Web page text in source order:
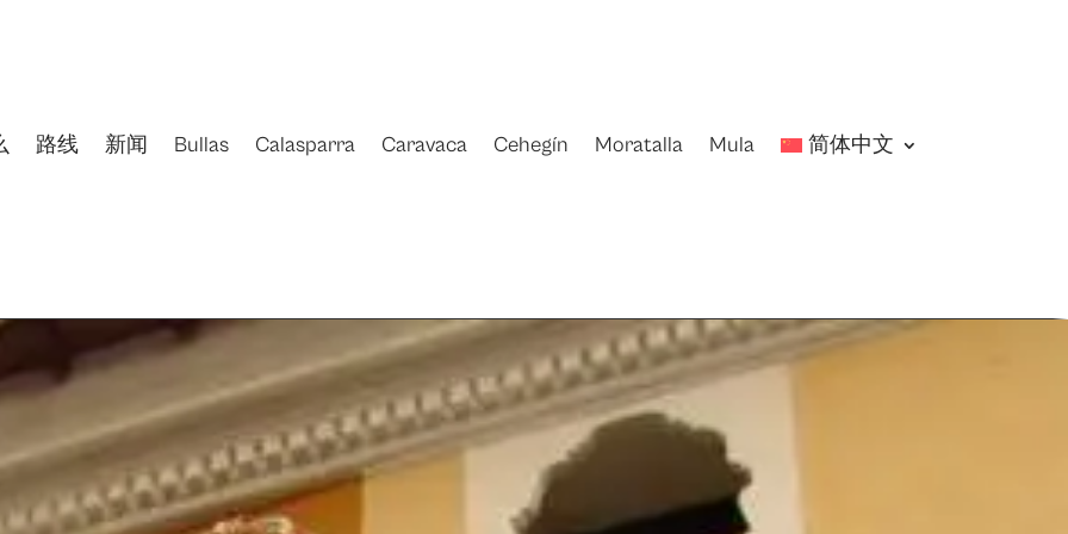
路线 新闻 Bullas Calasparra Caravaca Cehegín Moratalla Mula 简体中文